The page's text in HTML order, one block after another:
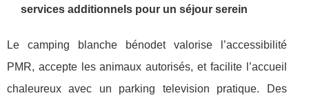
services additionnels pour un séjour serein
Le camping blanche bénodet valorise l’accessibilité
PMR, accepte les animaux autorisés, et facilite l’accueil
chaleureux avec un parking television pratique. Des